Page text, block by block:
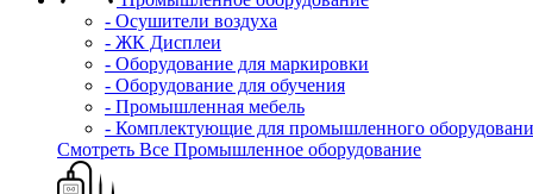
- Осушители воздуха
- ЖК Дисплеи
- Оборудование для маркировки
- Оборудование для обучения
- Промышленная мебель
- Комплектующие для промышленного
Смотреть Все Промышленное оборудование